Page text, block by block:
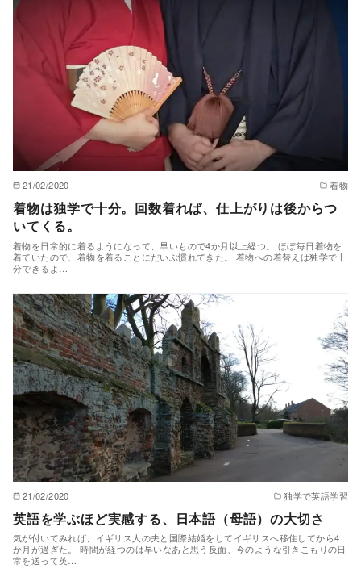
21/02/2020 着物
着物は独学で十分。回数着れば、仕上がりは後からつ
いてくる。
着物を日常的に着るようになって、早いもので4か月以上経つ。 ほぼ毎日着物を
着ていたので、着物を着ることにだいぶ慣れてきた。 着物への着替えは独学で十
分できるよ…
21/02/2020 独学で英語学習
英語を学ぶほど実感する、日本語（母語）の大切さ
気が付いてみれば、イギリス人の夫と国際結婚をしてイギリスへ移住してから4
か月が過ぎた。 時間が経つのは早いなあと思う反面、今のような引きこもりの日
常を送って英…